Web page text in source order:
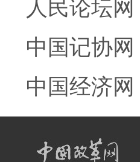
中国记协网
中国经济网